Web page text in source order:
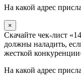
На какой адрес
×
Скачайте чек-лист
должны наладить,
жесткой
На какой адрес